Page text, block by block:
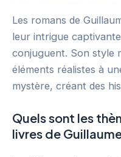
Les romans de
leur intrigue
conjuguent. Son style
éléments réalistes à
mystère, créant des
Quels sont les
livres de